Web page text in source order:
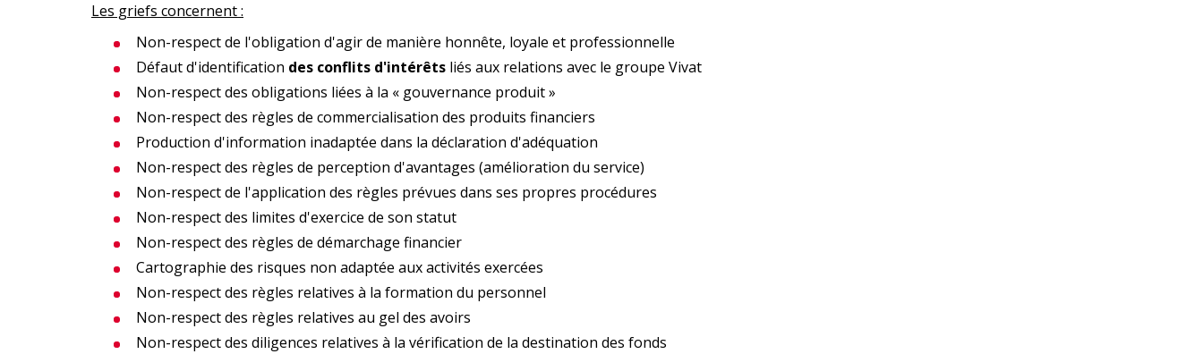
Les griefs concernent :
Non-respect de l'obligation d'agir de manière honnête, loyale et professionnelle
Défaut d'identification des conflits d'intérêts liés aux relations avec le groupe Vivat
Non-respect des obligations liées à la « gouvernance produit »
Non-respect des règles de commercialisation des produits financiers
Production d'information inadaptée dans la déclaration d'adéquation
Non-respect des règles de perception d'avantages (amélioration du service)
Non-respect de l'application des règles prévues dans ses propres procédures
Non-respect des limites d'exercice de son statut
Non-respect des règles de démarchage financier
Cartographie des risques non adaptée aux activités exercées
Non-respect des règles relatives à la formation du personnel
Non-respect des règles relatives au gel des avoirs
Non-respect des diligences relatives à la vérification de la destination des fonds